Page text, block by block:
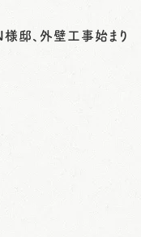
邸、外壁工事始まり
n